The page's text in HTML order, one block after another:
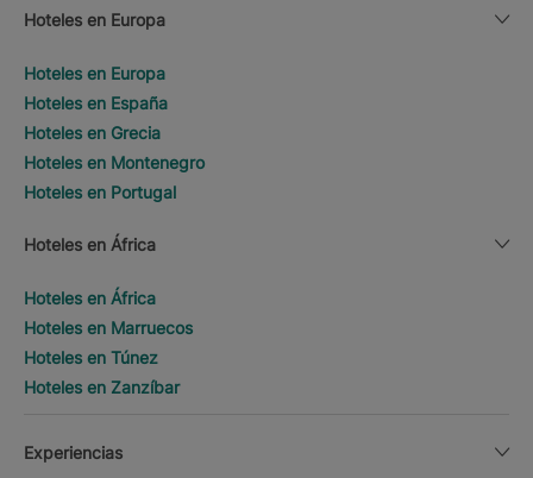
Hoteles en Europa
Hoteles en Europa
Hoteles en España
Hoteles en Grecia
Hoteles en Montenegro
Hoteles en Portugal
Hoteles en África
Hoteles en África
Hoteles en Marruecos
Hoteles en Túnez
Hoteles en Zanzíbar
Experiencias